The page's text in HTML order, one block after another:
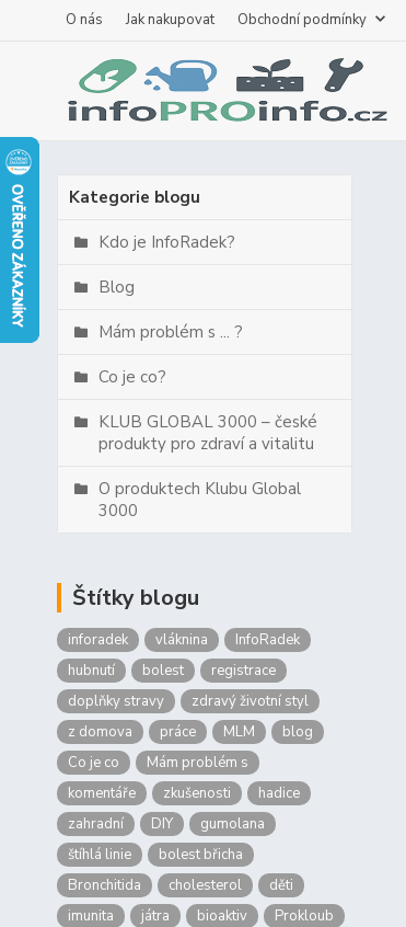
O nás Jak nakupovat Obchodní podmínky
Kategorie blogu
Kdo je InfoRadek?
Blog
Mám problém s ... ?
Co je co?
KLUB GLOBAL 3000 – české
produkty pro zdraví a vitalitu
O produktech Klubu Global
3000
Štítky blogu
inforadek vláknina
InfoRadek
hubnutí
bolest
registrace
doplňky stravy
zdravý životní styl
z domova
práce MLM
blog
Co je co
Mám problém s
komentáře
zkušenosti
hadice
zahradní
DIY
gumolana
štíhlá linie
bolest břicha
Bronchitida
cholesterol
děti
imunita
játra bioaktiv
Prokloub